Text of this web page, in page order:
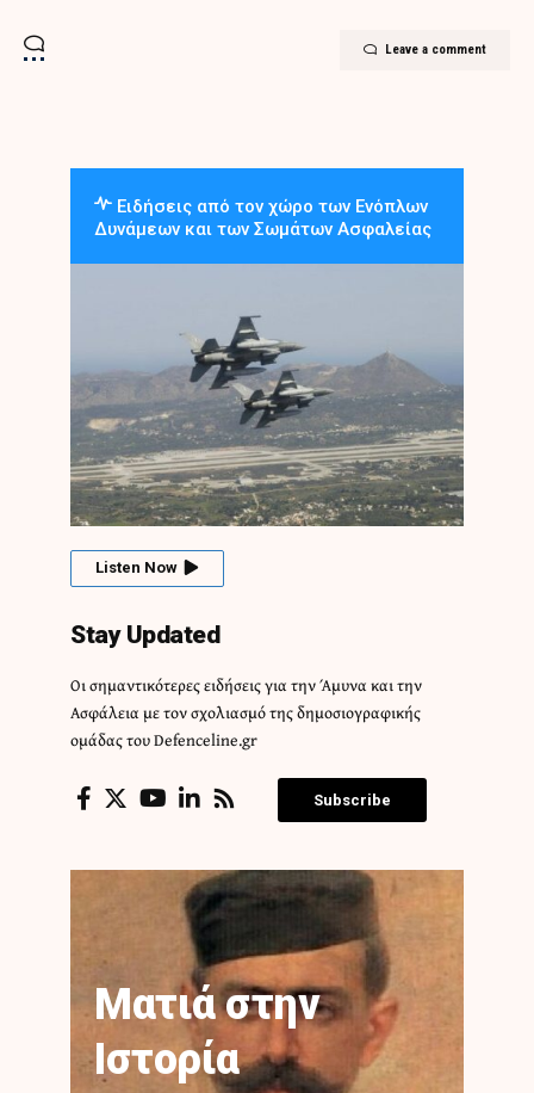
Leave a comment
Ειδήσεις από τον χώρο των Ενόπλων
Δυνάμεων και των Σωμάτων Ασφαλείας
Listen Now
Stay Updated
Οι σημαντικότερες ειδήσεις για την Άμυνα και την
Ασφάλεια με τον σχολιασμό της δημοσιογραφικής
ομάδας του Defenceline.gr
Subscribe
Ματιά στην
Ιστορία